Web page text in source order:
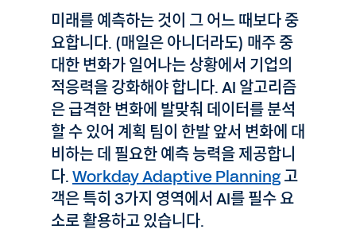
미래를 예측하는 것이 그 어느 때보다 중
요합니다. (매일은 아니더라도) 매주 중
대한 변화가 일어나는 상황에서 기업의
적응력을 강화해야 합니다. AI 알고리즘
은 급격한 변화에 발맞춰 데이터를 분석
할 수 있어 계획 팀이 한발 앞서 변화에 대
비하는 데 필요한 예측 능력을 제공합니
다.Workday Adaptive Planning고
객은 특히 3가지 영역에서 AI를 필수 요
소로 활용하고 있습니다.